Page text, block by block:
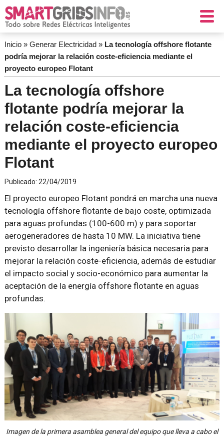
Inicio» Generar Electricidad» La tecnología offshore flotante
podría mejorar la relación coste-eficiencia mediante el
proyecto europeo Flotant
La tecnología offshore
flotante podría mejorar la
relación coste-eficiencia
mediante el proyecto europeo
Flotant
Publicado: 22/04/2019
El proyecto europeo Flotant pondrá en marcha una nueva
tecnología offshore flotante de bajo coste, optimizada
para aguas profundas (100-600 m) y para soportar
aerogeneradores de hasta 10 MW. La iniciativa tiene
previsto desarrollar la ingeniería básica necesaria para
mejorar la relación coste-eficiencia, además de estudiar
el impacto social y socio-económico para aumentar la
aceptación de la energía offshore flotante en aguas
profundas.
Imagen de la primera asamblea general del equipo que lleva a cabo el